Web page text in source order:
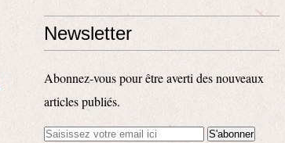
Newsletter
Abonnez-vous pour être averti des nouveaux
articles publiés.